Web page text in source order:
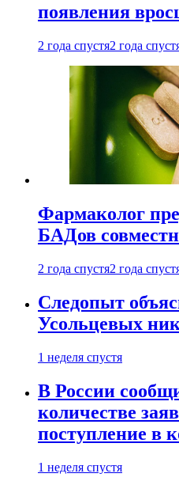
появления
2 года спустя2 года
Фармаколог
БАДов
2 года спустя2 года
Следопыт
Усольцевых
1 неделя спустя
В России
количестве
поступление в
1 неделя спустя